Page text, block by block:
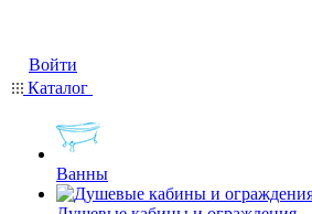
Войти
Каталог
Ванны